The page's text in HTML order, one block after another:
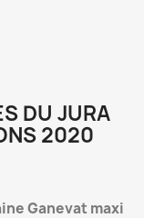
DU JURA
2020
Ganevat maxi